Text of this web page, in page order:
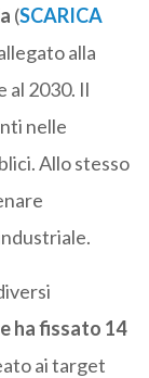
(SCARICA
alla
al 2030. Il
nelle
Allo stesso
ha fissato 14
ai target